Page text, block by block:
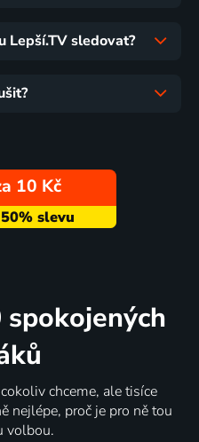
Lepší.TV sledovat?
10 Kč
chceme, ale tisíce
nejlépe, proč je pro ně tou
volbou.